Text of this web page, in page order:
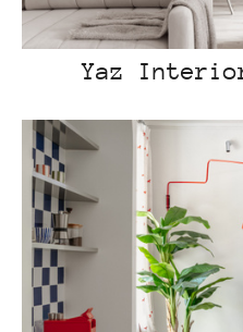
Yaz